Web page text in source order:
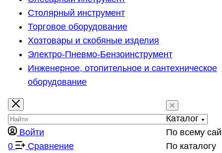
Столярный инструмент
Торговое оборудование
Хозтовары и скобяные изделия
Электро-Пневмо-Бензоинструмент
Инженерное, отопительное и сантехническое
оборудование
Каталог
По всему
По каталогу
Войти
0
Сравнение